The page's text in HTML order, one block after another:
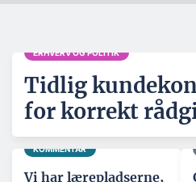
ERHVERV OG POLITIK
Tidlig
for korrekt
KOMMENTAR
Vi har lærepladserne,